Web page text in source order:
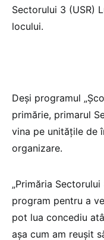
Sectorului 3 (USR)
locului.
Deşi programul
primărie, primarul
vina pe unităţile de
organizare.
„Primăria
program pentru a
pot lua concediu
așa cum am reușit